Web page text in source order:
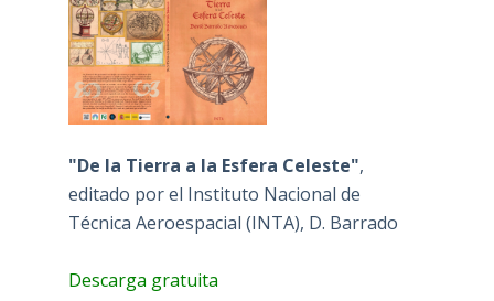
"De la Tierra a la Esfera Celeste",
editado por el Instituto Nacional de
Técnica Aeroespacial (INTA), D. Barrado
Descarga gratuita